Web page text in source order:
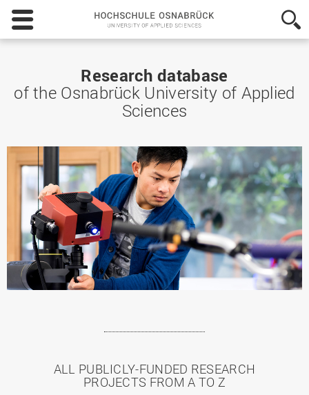
Hochschule
Osnabrück
-
Sciences
Research database
of the Osnabrück University of Applied
Sciences
ALL PUBLICLY-FUNDED RESEARCH
PROJECTS FROM A TO Z